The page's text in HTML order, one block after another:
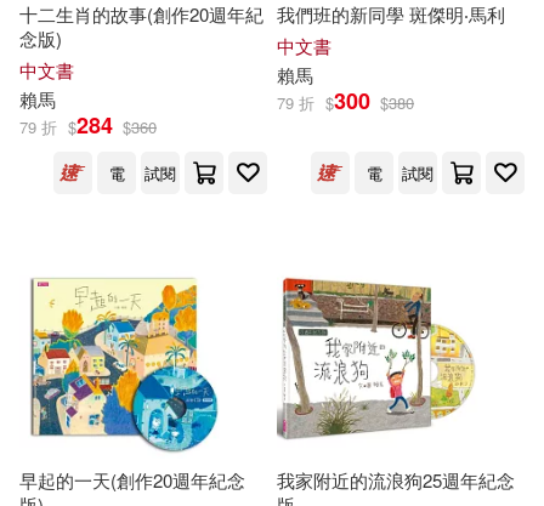
十二生肖的故事(創作20週年紀
念版)
中文書
賴馬
79 折 $284 $360
電
試閱
我們班的新同學 斑傑明‧馬利
中文書
賴馬
79 折 $300 $380
電 試閱
早起的一天(創作20週年紀念
我家附近的流浪狗25週年紀念